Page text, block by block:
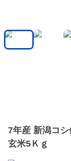
7年産 新潟コ
玄米5Ｋｇ